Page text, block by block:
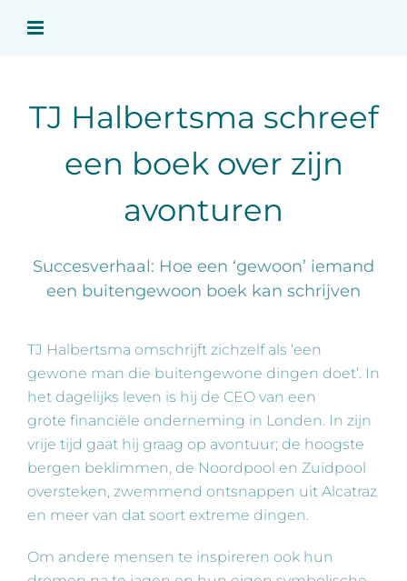
naar
TJ Halbertsma schreef
een boek over zijn
avonturen
Succesverhaal: Hoe een ‘gewoon’ iemand
een buitengewoon boek kan schrijven
TJ Halbertsma omschrijft zichzelf als ‘een
gewone man die buitengewone dingen doet’. In
het dagelijks leven is hij de CEO van een
grote financiële onderneming in Londen. In zijn
vrije tijd gaat hij graag op avontuur; de hoogste
bergen beklimmen, de Noordpool en Zuidpool
oversteken, zwemmend ontsnappen uit Alcatraz
en meer van dat soort extreme dingen.
Om andere mensen te inspireren ook hun